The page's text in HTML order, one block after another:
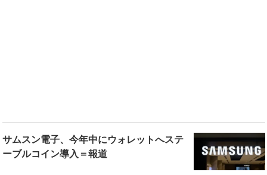
サムスン電子、今年中にウォレットへステ
ーブルコイン導入＝報道